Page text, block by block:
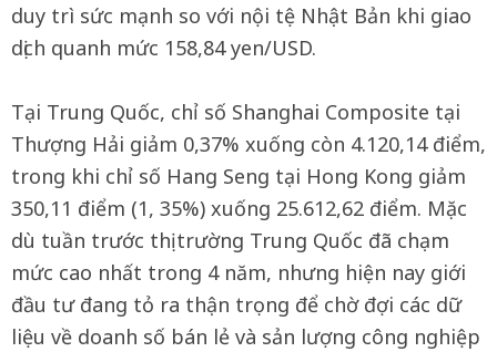
duy trì sức mạnh so với nội tệ Nhật Bản khi giao
dịch quanh mức 158,84 yen/USD.
Tại Trung Quốc, chỉ số Shanghai Composite tại
Thượng Hải giảm 0,37% xuống còn 4.120,14 điểm,
trong khi chỉ số Hang Seng tại Hong Kong giảm
350,11 điểm (1, 35%) xuống 25.612,62 điểm. Mặc
dù tuần trước thị trường Trung Quốc đã chạm
mức cao nhất trong 4 năm, nhưng hiện nay giới
đầu tư đang tỏ ra thận trọng để chờ đợi các dữ
liệu về doanh số bán lẻ và sản lượng công nghiệp